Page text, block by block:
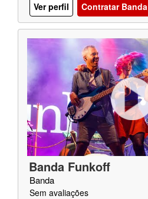
Ver perfil
Contratar Banda
Banda Funkoff
Banda
Sem avaliações